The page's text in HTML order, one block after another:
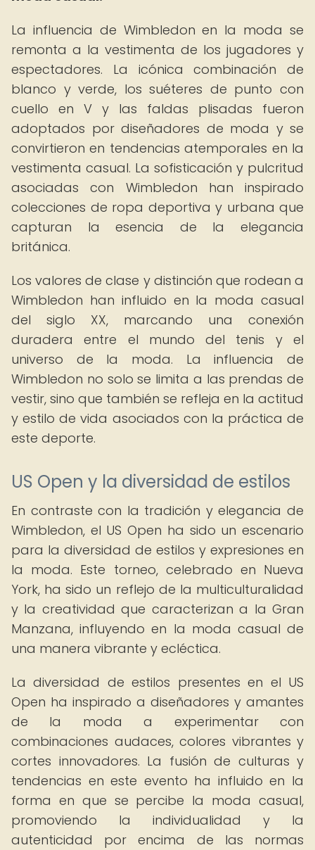
La influencia de Wimbledon en la moda se
remonta a la vestimenta de los jugadores y
espectadores. La icónica combinación de
blanco y verde, los suéteres de punto con
cuello en V y las faldas plisadas fueron
adoptados por diseñadores de moda y se
convirtieron en tendencias atemporales en la
vestimenta casual. La sofisticación y pulcritud
asociadas con Wimbledon han inspirado
colecciones de ropa deportiva y urbana que
capturan la esencia de la elegancia
británica.
Los valores de clase y distinción que rodean a
Wimbledon han influido en la moda casual
del siglo XX, marcando una conexión
duradera entre el mundo del tenis y el
universo de la moda. La influencia de
Wimbledon no solo se limita a las prendas de
vestir, sino que también se refleja en la actitud
y estilo de vida asociados con la práctica de
este deporte.
US Open y la diversidad de estilos
En contraste con la tradición y elegancia de
Wimbledon, el US Open ha sido un escenario
para la diversidad de estilos y expresiones en
la moda. Este torneo, celebrado en Nueva
York, ha sido un reflejo de la multiculturalidad
y la creatividad que caracterizan a la Gran
Manzana, influyendo en la moda casual de
una manera vibrante y ecléctica.
La diversidad de estilos presentes en el US
Open ha inspirado a diseñadores y amantes
de la moda a experimentar con
combinaciones audaces, colores vibrantes y
cortes innovadores. La fusión de culturas y
tendencias en este evento ha influido en la
forma en que se percibe la moda casual,
promoviendo la individualidad y la
autenticidad por encima de las normas